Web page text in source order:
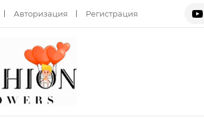
Авторизация Регистрация